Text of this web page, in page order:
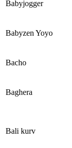
Babyjogger
Babyzen Yoyo
Bacho
Baghera
Bali kurv